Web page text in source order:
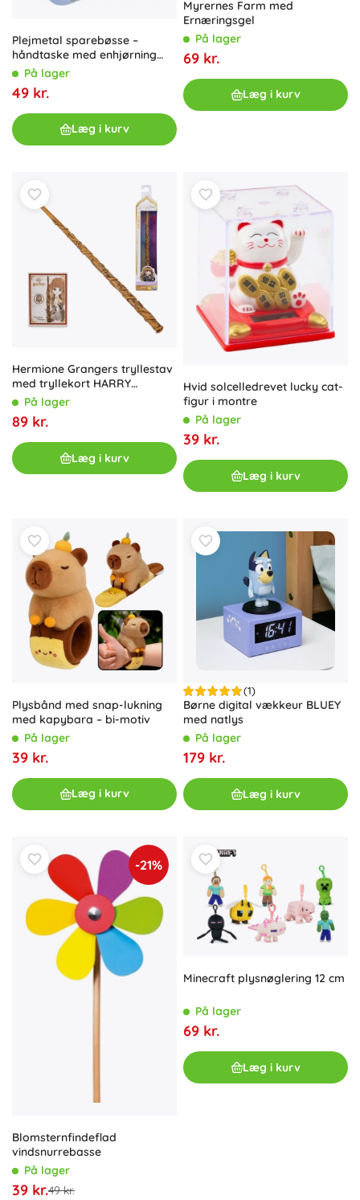
Plejmetal sparebøsse –
håndtaske med enhjørning
med lås 15 × 14 cm
På lager
49 kr.
Læg i kurv
Myrernes Farm med
Ernæringsgel
På lager
69 kr.
Læg i kurv
Hermione Grangers tryllestav
med tryllekort HARRY
POTTER
På lager
89 kr.
Læg i kurv
Hvid solcelledrevet lucky cat-
figur i montre
På lager
39 kr.
Læg i kurv
Plysbånd med snap-lukning
med kapybara – bi-motiv
På lager
39 kr.
Læg i kurv
(1)
Børne digital vækkeur BLUEY
med natlys
På lager
179 kr.
Læg i kurv
-21%
Blomsternfindeflad
vindsnurrebasse
På lager
39 kr.49 kr.
Minecraft plysnøglering 12 cm
På lager
69 kr.
Læg i kurv